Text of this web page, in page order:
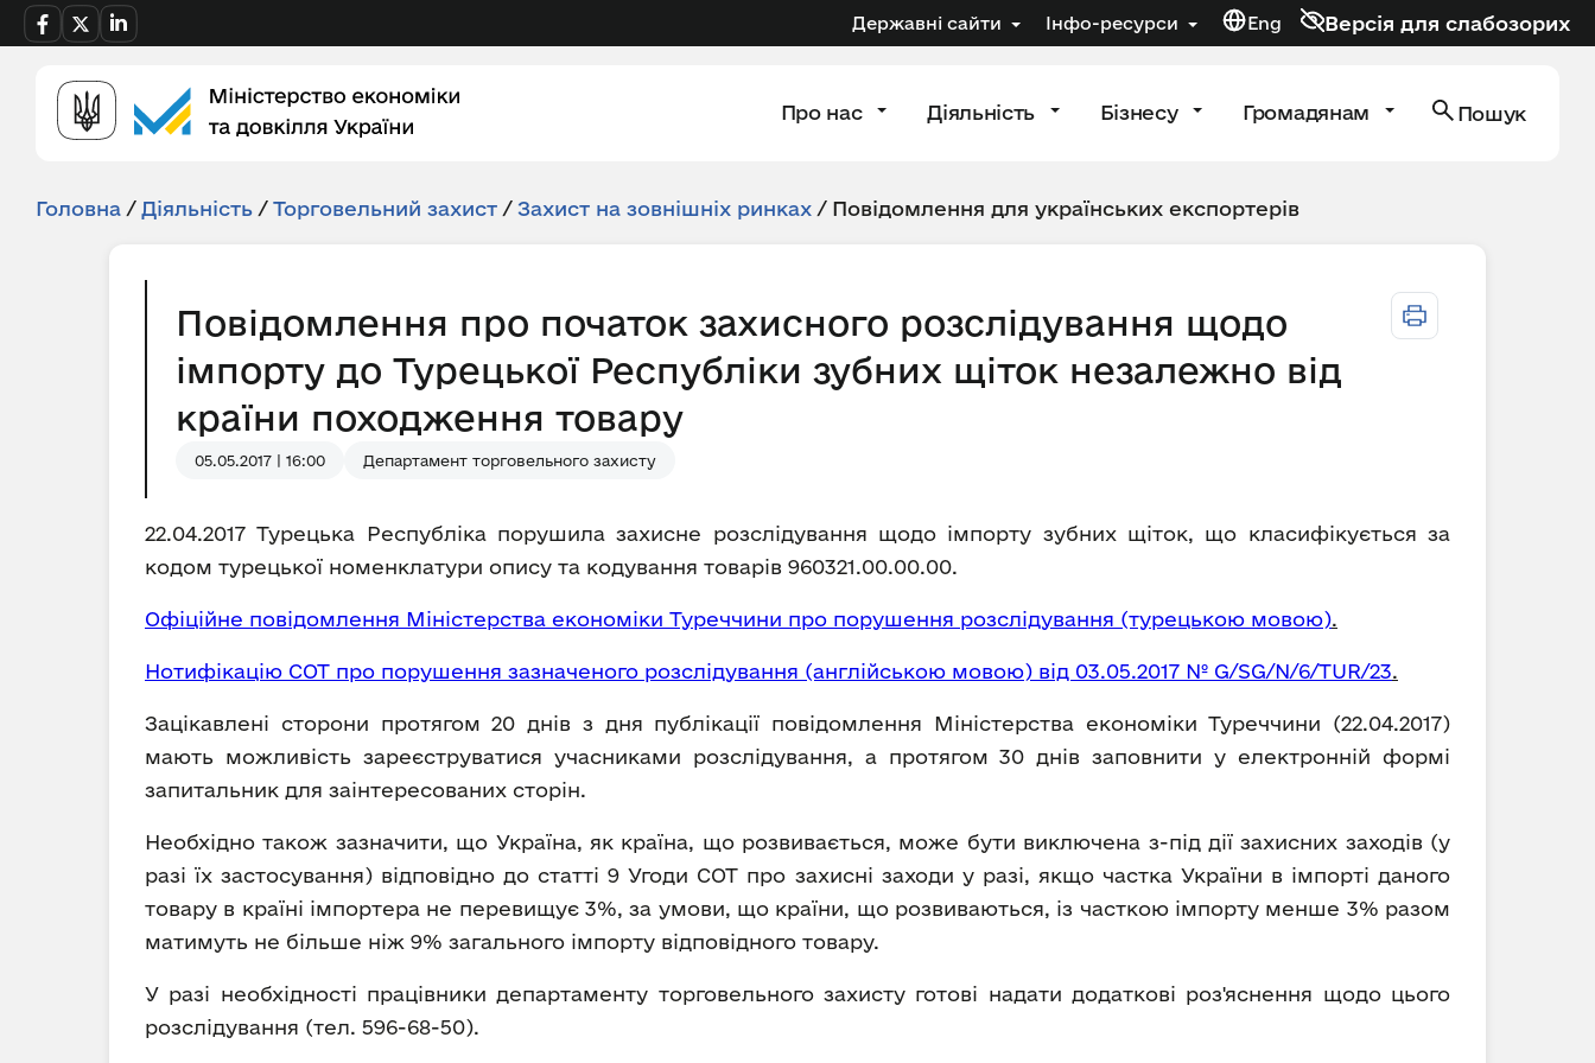
Державні сайти Інфо-ресурси Eng Версія для слабозорих
Про нас Діяльність Бізнесу Громадянам Пошук
Головна / Діяльність / Торговельний захист / Захист на зовнішніх ринках / Повідомлення для українських експортерів
Повідомлення про початок захисного розслідування щодо
імпорту до Турецької Республіки зубних щіток незалежно від
країни походження товару
05.05.2017 | 16:00 Департамент торговельного захисту
22.04.2017 Турецька Республіка порушила захисне розслідування щодо імпорту зубних щіток, що класифікується за
кодом турецької номенклатури опису та кодування товарів 960321.00.00.00.
Офіційне повідомлення Міністерства економіки Туреччини про порушення розслідування (турецькою мовою).
Нотифікацію СОТ про порушення зазначеного розслідування (англійською мовою) від 03.05.2017 № G/SG/N/6/TUR/23.
Зацікавлені сторони протягом 20 днів з дня публікації повідомлення Міністерства економіки Туреччини (22.04.2017)
мають можливість зареєструватися учасниками розслідування, а протягом 30 днів заповнити у електронній формі
запитальник для заінтересованих сторін.
Необхідно також зазначити, що Україна, як країна, що розвивається, може бути виключена з-під дії захисних заходів (у
разі їх застосування) відповідно до статті 9 Угоди СОТ про захисні заходи у разі, якщо частка України в імпорті даного
товару в країні імпортера не перевищує 3%, за умови, що країни, що розвиваються, із часткою імпорту менше 3% разом
матимуть не більше ніж 9% загального імпорту відповідного товару.
У разі необхідності працівники департаменту торговельного захисту готові надати додаткові роз'яснення щодо цього
розслідування (тел. 596-68-50).